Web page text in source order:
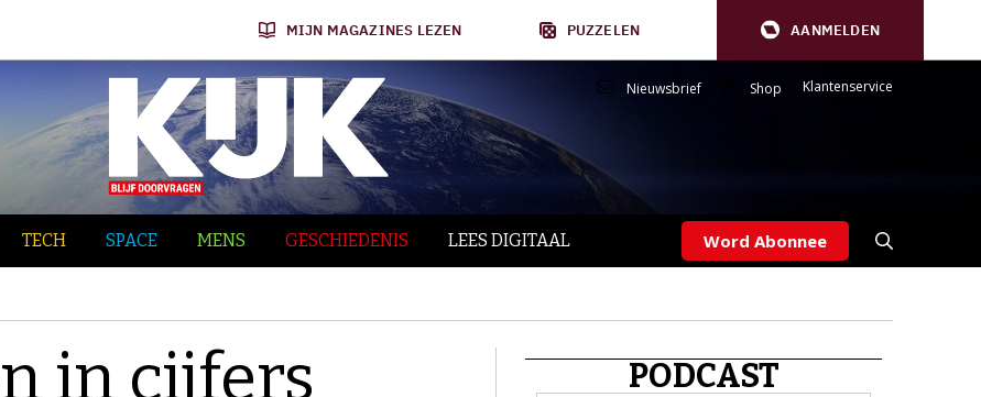
MIJN MAGAZINES LEZEN PUZZELEN AANMELDEN
Nieuwsbrief Shop Klantenservice
TECH SPACE MENS GESCHIEDENIS LEES DIGITAAL Word Abonnee
in cijfers PODCAST